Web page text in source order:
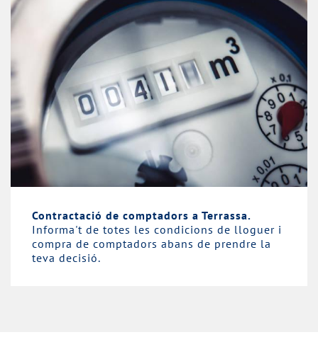
Contractació de comptadors a Terrassa.
Informa't de totes les condicions de lloguer i
compra de comptadors abans de prendre la
teva decisió.